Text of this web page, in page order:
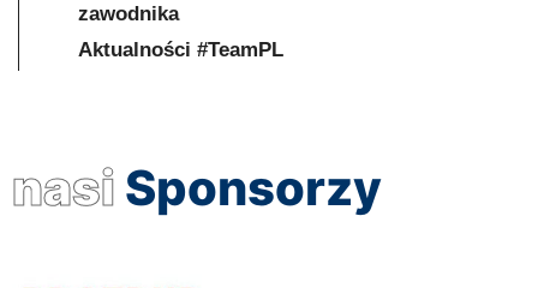
zawodnika
Aktualności #TeamPL
nasi Sponsorzy